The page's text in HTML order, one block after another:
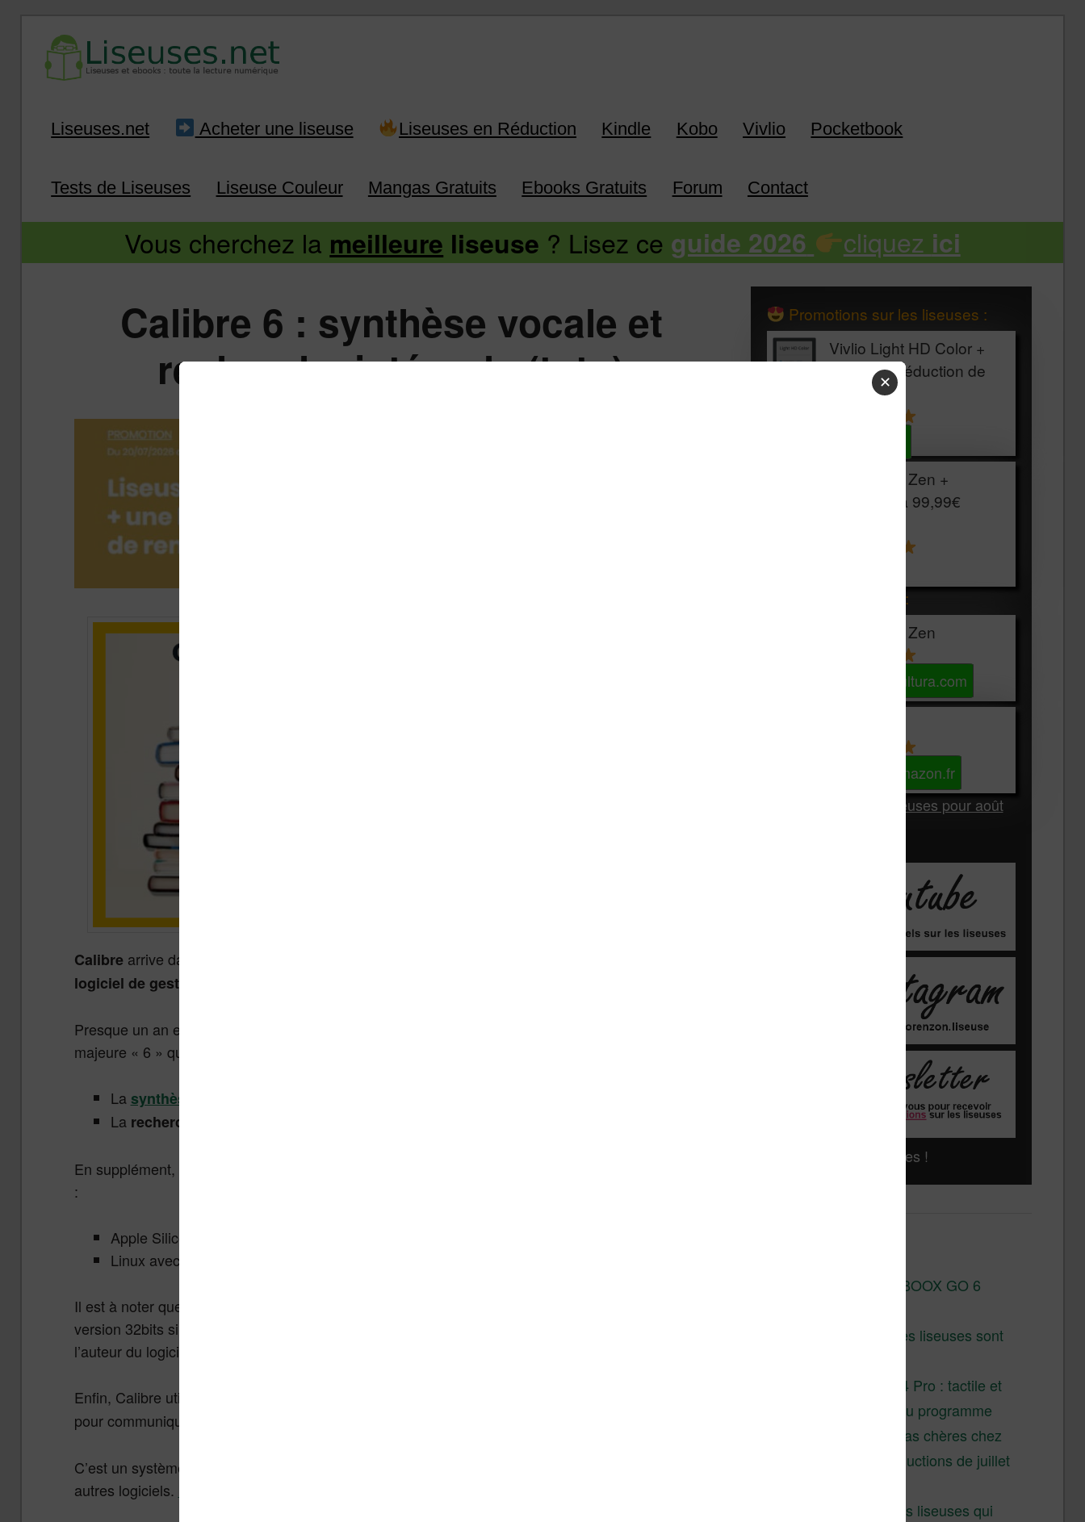
Infos sur les liseuses Kindle, Kobo, Vivlio, Pocketbook
Liseuses.net Acheter une liseuse Liseuses en Réduction Kindle Kobo Vivlio Pocketbook
Tests de Liseuses Liseuse Couleur Mangas Gratuits Ebooks Gratuits Forum Contact
Vous cherchez la meilleure liseuse ? Lisez ce guide 2026 cliquez ici
Calibre 6 : synthèse vocale et
recherche intégrale (tuto)
Calibre arrive dans une version 6 qui apporte des nouveautés très intéressantes qui rendent ce
logiciel de gestion de bibliothèque d’ebooks
Presque un an et demi après la sortie de la version 5, Calibre arrive dans une nouvelle version
majeure « 6 » qui vient ajouter deux fonctionnalités intéressantes :
La synthèse vocale
La recherche intégrale
En supplément, Calibre est maintenant disponible en natif sur plus de plateformes et d’ordinateurs
:
Apple Silicon (pour les ordinateurs Apple récents)
Linux avec processeurs ARM
Il est à noter que Calibre installe automatiquement la version 64bits du logiciel et va supprimer la
version 32bits si celle-ci est trouvée sur un ordinateur. C’est une contrainte technique qui permet à
l’auteur du logiciel d’avancer plus vite sur les fonctionnalités.
Enfin, Calibre utilise maintenant un système d’URL qui permet d’utiliser des liens du type
pour communiquer avec le logiciel : créer des liens vers des livres de votre bibliothèque, etc.
C’est un système qui devrait permettre de faire communiquer plus facilement Calibre avec les
autres logiciels.
Promotions sur les liseuses :
Vivlio Light HD Color +
HOUSSE réduction de
Vivlio Light Zen +
HOUSSE à 99,99€
Les accessibles :
Vivlio Light Zen
Voir sur Cultura.com
Voir sur Amazon.fr
Les Meilleures liseuses pour août
Liseuses pas chères !
Test de la BOOX GO 6
Pourquoi les liseuses sont
XTEINK X4 Pro : tactile et
éclairage au programme
Liseuses pas chères chez
Vivlio – réductions de juillet
3 anciennes liseuses qui
✕